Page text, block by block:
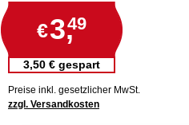
€3,49
3,50 € gespart
Preise inkl. gesetzlicher MwSt.
zzgl. Versandkosten